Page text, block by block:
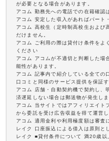
が必要となる場合があります。
アコム 勤務先への電話での在籍確認
アコム 安定した収入があればパート
アコム 高校生（定時制高校生および
だけません。
アコム ご利用の際は貸付け条件をよ
ください
アコム アコムが不適切と判断した場
能性があります。
アコム 記事内で紹介している全ての
口コミと同様のサービス提供を保証
アコム 店舗・自動契約機で契約し、
済遅延しない場合は郵送物が発生しま
アコム 当サイトではアフィリエイト
から委託を受け広告収益を得て運営
アコム 適用金利や利用極度額は審査
レイク 口座振込による借入は原則と
レイク ■貸付条件について 満20歳